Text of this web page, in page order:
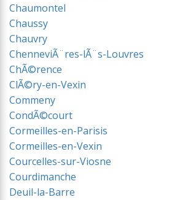
Chaumontel
Chaussy
Chauvry
ChenneviÃ¨res-lÃ¨s-Louvres
ChÃ©rence
ClÃ©ry-en-Vexin
Commeny
CondÃ©court
Cormeilles-en-Parisis
Cormeilles-en-Vexin
Courcelles-sur-Viosne
Courdimanche
Deuil-la-Barre